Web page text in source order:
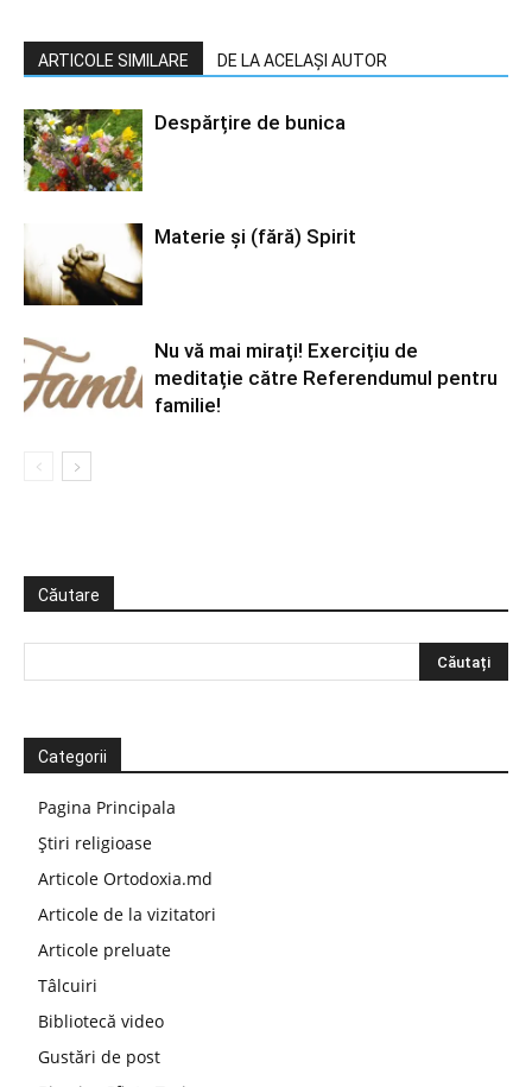
ARTICOLE SIMILARE DE LA ACELAȘI AUTOR
Despărțire de bunica
Materie şi (fără) Spirit
Nu vă mai mirați! Exercițiu de
meditație către Referendumul pentru
familie!
Căutare
Categorii
Pagina Principala
Știri religioase
Articole Ortodoxia.md
Articole de la vizitatori
Articole preluate
Tâlcuiri
Bibliotecă video
Gustări de post